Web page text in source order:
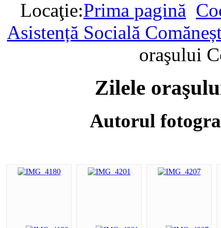
Locaţie:Prima pagină
Asistență Socială
oraşului
Zilele
Autorul